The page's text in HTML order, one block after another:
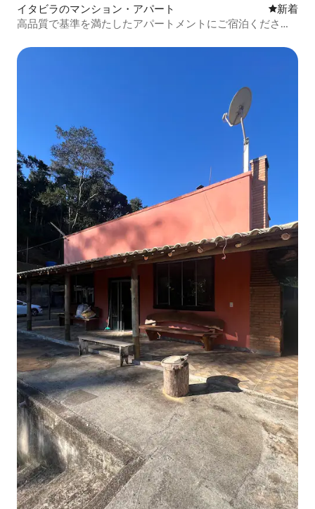
イタビラのマンション・アパート 新しい宿
新着
高品質で基準を満たしたアパートメントにご宿泊くださ